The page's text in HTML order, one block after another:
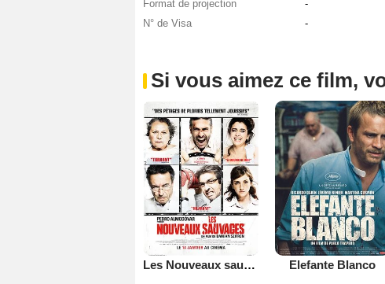
Format de projection
-
N° de Visa
-
Si vous aimez ce film,
Les Nouveaux sauvages Elefante Blanco